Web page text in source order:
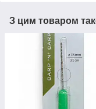
З цим товаром